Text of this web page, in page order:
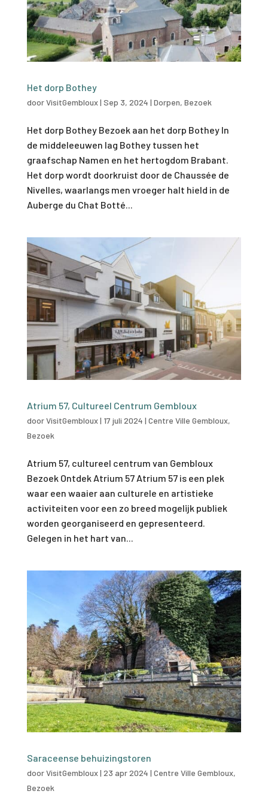
Het dorp Bothey
doorVisitGembloux| Sep 3, 2024 | Dorpen, Bezoek
Het dorp Bothey Bezoek aan het dorp Bothey In
de middeleeuwen lag Bothey tussen het
graafschap Namen en het hertogdom Brabant.
Het dorp wordt doorkruist door de Chaussée de
Nivelles, waarlangs men vroeger halt hield in de
Auberge du Chat Botté...
Atrium 57, Cultureel Centrum Gembloux
doorVisitGembloux| 17 juli 2024 | Centre Ville Gembloux,
Bezoek
Atrium 57, cultureel centrum van Gembloux
Bezoek Ontdek Atrium 57 Atrium 57 is een plek
waar een waaier aan culturele en artistieke
activiteiten voor een zo breed mogelijk publiek
worden georganiseerd en gepresenteerd.
Gelegen in het hart van...
Saraceense behuizingstoren
doorVisitGembloux| 23 apr 2024 | Centre Ville Gembloux,
Bezoek